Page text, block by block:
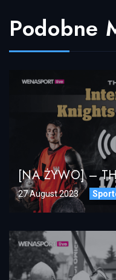
Podobne
27 August 2023